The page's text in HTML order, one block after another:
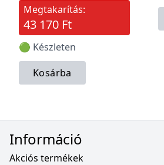
Megtakarítás:
43 170 Ft
🟢 Készleten
Kosárba
Információ
Akciós termékek